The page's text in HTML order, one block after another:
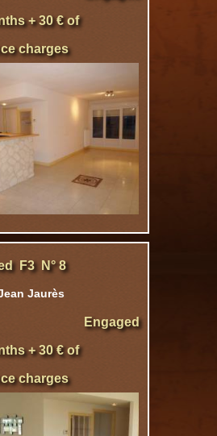
+ 30 € of
charges
F3 N° 8
Jaurès
Engaged
+ 30 € of
charges